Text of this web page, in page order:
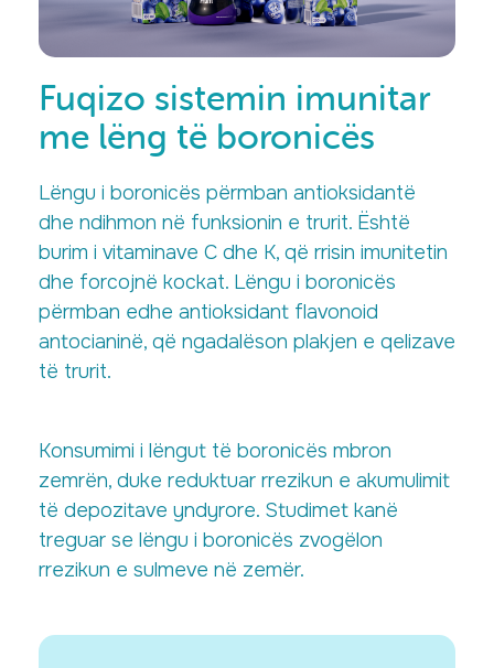
Fuqizo sistemin imunitar
me lëng të boronicës
Lëngu i boronicës përmban antioksidantë
dhe ndihmon në funksionin e trurit. Është
burim i vitaminave C dhe K, që rrisin imunitetin
dhe forcojnë kockat. Lëngu i boronicës
përmban edhe antioksidant flavonoid
antocianinë, që ngadalëson plakjen e qelizave
të trurit.
Konsumimi i lëngut të boronicës mbron
zemrën, duke reduktuar rrezikun e akumulimit
të depozitave yndyrore. Studimet kanë
treguar se lëngu i boronicës zvogëlon
rrezikun e sulmeve në zemër.